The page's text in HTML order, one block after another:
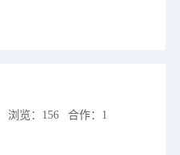
浏览： 156 合作： 1